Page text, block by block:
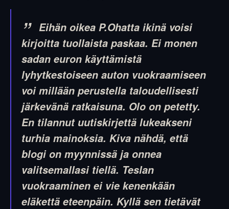
Eihän oikea P.Ohatta ikinä voisi
kirjoitta tuollaista paskaa. Ei monen
sadan euron käyttämistä
lyhytkestoiseen auton vuokraamiseen
voi millään perustella taloudellisesti
järkevänä ratkaisuna. Olo on petetty.
En tilannut uutiskirjettä lukeakseni
turhia mainoksia. Kiva nähdä, että
blogi on myynnissä ja onnea
valitsemallasi tiellä. Teslan
vuokraaminen ei vie kenenkään
eläkettä eteenpäin. Kyllä sen tietävät